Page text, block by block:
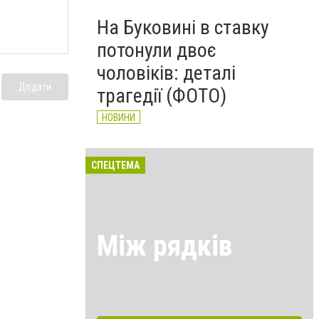
Додати
На Буковині в ставку
потонули двоє
чоловіків: деталі
трагедії (ФОТО)
НОВИНИ
СПЕЦТЕМА
Між рядків